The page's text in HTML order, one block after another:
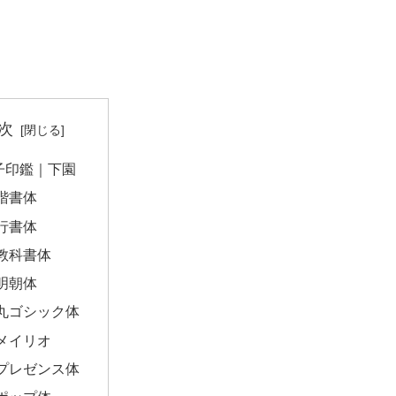
印鑑｜下園
書体
書体
科書体
朝体
ゴシック体
イリオ
レゼンス体